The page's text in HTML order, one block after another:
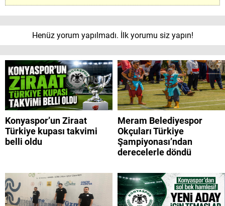
Henüz yorum yapılmadı. İlk yorumu siz yapın!
Konyaspor’un Ziraat
Türkiye kupası takvimi
belli oldu
Meram Belediyespor
Okçuları Türkiye
Şampiyonası’ndan
derecelerle döndü